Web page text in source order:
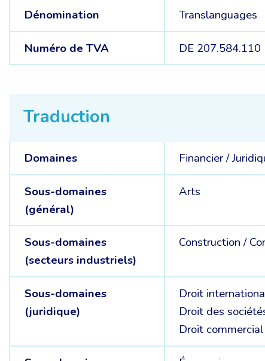
Dénomination Translanguages
Numéro de TVA DE 207.584.110
Traduction
Domaines Financier /
Sous-domaines
(général)
Arts
Sous-domaines
(secteurs industriels)
Construction /
Sous-domaines
(juridique)
Droit
Droit des
Droit